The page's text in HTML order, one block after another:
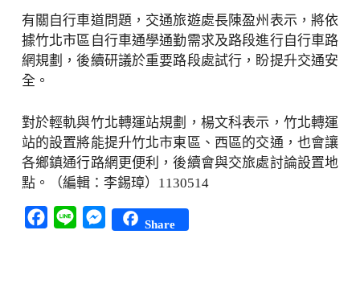
有關自行車道問題，交通旅遊處長陳盈州表示，將依
據竹北市區自行車通學通勤需求及路段進行自行車路
網規劃，後續研議於重要路段處試行，盼提升交通安
全。
對於輕軌與竹北轉運站規劃，楊文科表示，竹北轉運
站的設置將能提升竹北市東區、西區的交通，也會讓
各鄉鎮通行路網更便利，後續會與交旅處討論設置地
點。（編輯：李錫璋）1130514
Facebook
Line Messenger
Share